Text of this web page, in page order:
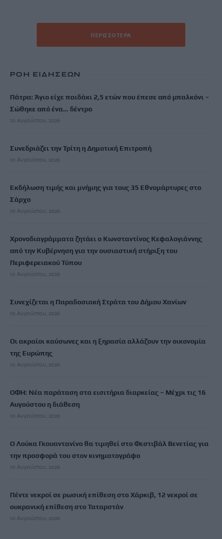
ΠΕΡΙΣΣΌΤΕΡΑ
ΡΟΗ ΕΙΔΗΣΕΩΝ
Πάτρα: Άγιο είχε παιδάκι 2,5 ετών που έπεσε από μπαλκόνι –
Σώθηκε από ένα… δέντρο
10 Αυγούστου, 2026
Συνεδριάζει την Τρίτη η Δημοτική Επιτροπή
10 Αυγούστου, 2026
Εκδήλωση τιμής και μνήμης για τους 35 Εθνομάρτυρες στο
Σάρχο
10 Αυγούστου, 2026
Χρονοδιαγράμματα ζητάει ο Κωνσταντίνος Κεφαλογιάννης
από την Κυβέρνηση για την ουσιαστική στήριξη του
Περιφερειακού Τύπου
10 Αυγούστου, 2026
Συνεχίζεται η Παραδοσιακή Στράτα του Δήμου Χανίων
10 Αυγούστου, 2026
Οι ακραίοι καύσωνες και η ξηρασία αλλάζουν την οικονομία
της Ευρώπης
10 Αυγούστου, 2026
ΟΦΗ: Νέα παράταση στα εισιτήρια διαρκείας – Μέχρι τις 16
Αυγούστου η διάθεση
10 Αυγούστου, 2026
Ο Λούκα Γκουαντανίνο θα τιμηθεί στο Φεστιβάλ Βενετίας για
την προσφορά του στον κινηματογράφο
10 Αυγούστου, 2026
Πέντε νεκροί σε ρωσική επίθεση στο Χάρκιβ, 12 νεκροί σε
ουκρανική επίθεση στο Ταταρστάν
10 Αυγούστου, 2026